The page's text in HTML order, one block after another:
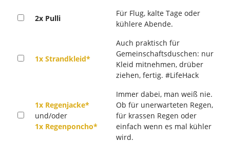
2x Pulli
Für Flug, kalte Tage oder
kühlere Abende.
1x Strandkleid*
Auch praktisch für
Gemeinschaftsduschen: nur
Kleid mitnehmen, drüber
ziehen, fertig. #LifeHack
1x Regenjacke*
und/oder
1x Regenponcho*
Immer dabei, man weiß nie.
Ob für unerwarteten Regen,
für krassen Regen oder
einfach wenn es mal kühler
wird.